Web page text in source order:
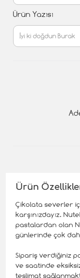
Ürün Yazısı
Ürün
Çikolata severler
karşınızdayız.
pastalardan olan
günlerinde çok
Sipariş verdiğiniz
ve saatinde
teslimat